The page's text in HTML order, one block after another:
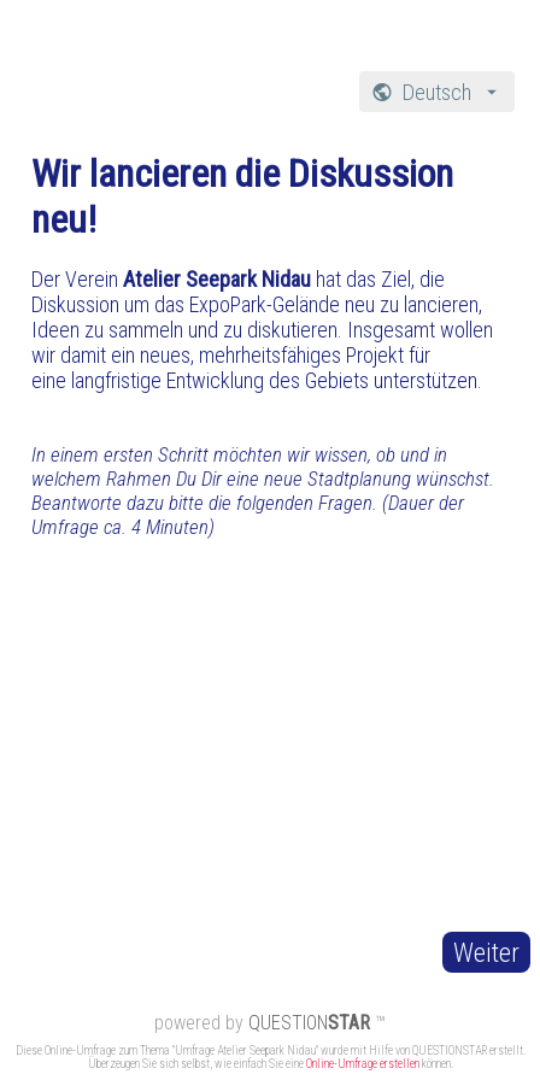
Français
Wir lancieren die Diskussion
neu!
Der Verein Atelier Seepark Nidau hat das Ziel, die
Diskussion um das ExpoPark-Gelände neu zu lancieren,
Ideen zu sammeln und zu diskutieren. Insgesamt wollen
wir damit ein neues, mehrheitsfähiges Projekt für
eine langfristige Entwicklung des Gebiets unterstützen.
In einem ersten Schritt möchten wir wissen, ob und in
welchem Rahmen Du Dir eine neue Stadtplanung wünschst.
Beantworte dazu bitte die folgenden Fragen. (Dauer der
Umfrage ca. 4 Minuten)
powered by QUESTIONSTAR ™
Diese Online-Umfrage zum Thema "Umfrage Atelier Seepark Nidau" wurde mit Hilfe von QUESTIONSTAR erstellt.
Überzeugen Sie sich selbst, wie einfach Sie eineOnline-Umfrage erstellenkönnen.